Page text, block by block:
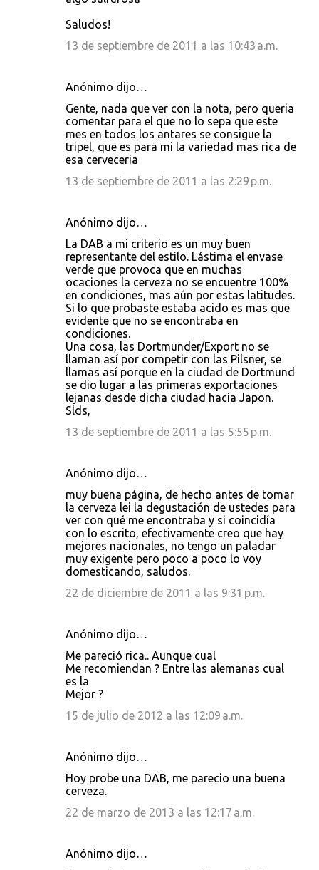
Saludos!
13 de septiembre de 2011 a las 10:43 a.m.
Anónimo dijo…
Gente, nada que ver con la nota, pero queria
comentar para el que no lo sepa que este
mes en todos los antares se consigue la
tripel, que es para mi la variedad mas rica de
esa cerveceria
13 de septiembre de 2011 a las 2:29 p.m.
Anónimo dijo…
La DAB a mi criterio es un muy buen
representante del estilo. Lástima el envase
verde que provoca que en muchas
ocaciones la cerveza no se encuentre 100%
en condiciones, mas aún por estas latitudes.
Si lo que probaste estaba acido es mas que
evidente que no se encontraba en
condiciones.
Una cosa, las Dortmunder/Export no se
llaman así por competir con las Pilsner, se
llamas así porque en la ciudad de Dortmund
se dio lugar a las primeras exportaciones
lejanas desde dicha ciudad hacia Japon.
Slds,
13 de septiembre de 2011 a las 5:55 p.m.
Anónimo dijo…
muy buena página, de hecho antes de tomar
la cerveza lei la degustación de ustedes para
ver con qué me encontraba y si coincidía
con lo escrito, efectivamente creo que hay
mejores nacionales, no tengo un paladar
muy exigente pero poco a poco lo voy
domesticando, saludos.
22 de diciembre de 2011 a las 9:31 p.m.
Anónimo dijo…
Me pareció rica.. Aunque cual
Me recomiendan ? Entre las alemanas cual
es la
Mejor ?
15 de julio de 2012 a las 12:09 a.m.
Anónimo dijo…
Hoy probe una DAB, me parecio una buena
cerveza.
22 de marzo de 2013 a las 12:17 a.m.
Anónimo dijo…